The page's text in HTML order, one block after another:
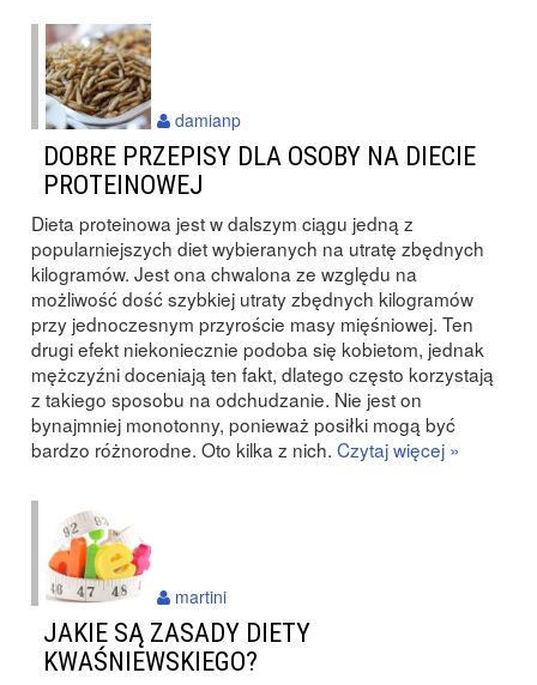
DOBRE PRZEPISY DLA OSOBY NA DIECIE
PROTEINOWEJ
Dieta proteinowa jest w dalszym ciągu jedną z
popularniejszych diet wybieranych na utratę zbędnych
kilogramów. Jest ona chwalona ze względu na
możliwość dość szybkiej utraty zbędnych kilogramów
przy jednoczesnym przyroście masy mięśniowej. Ten
drugi efekt niekoniecznie podoba się kobietom, jednak
mężczyźni doceniają ten fakt, dlatego często korzystają
z takiego sposobu na odchudzanie. Nie jest on
bynajmniej monotonny, ponieważ posiłki mogą być
bardzo różnorodne. Oto kilka z nich. Czytaj więcej »
damianp
JAKIE SĄ ZASADY DIETY
KWAŚNIEWSKIEGO?
martini